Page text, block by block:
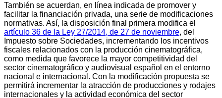
También se acuerdan, en línea indicada de promover y
facilitar la financiación privada, una serie de modificaciones
normativas. Así, la disposición final primera modifica el
artículo 36 de la Ley 27/2014, de 27 de noviembre, del
Impuesto sobre Sociedades, incrementando los incentivos
fiscales relacionados con la producción cinematográfica,
como medida que favorece la mayor competitividad del
sector cinematográfico y audiovisual español en el entorno
nacional e internacional. Con la modificación propuesta se
permitirá incrementar la atracción de producciones y rodajes
internacionales y la actividad económica del sector